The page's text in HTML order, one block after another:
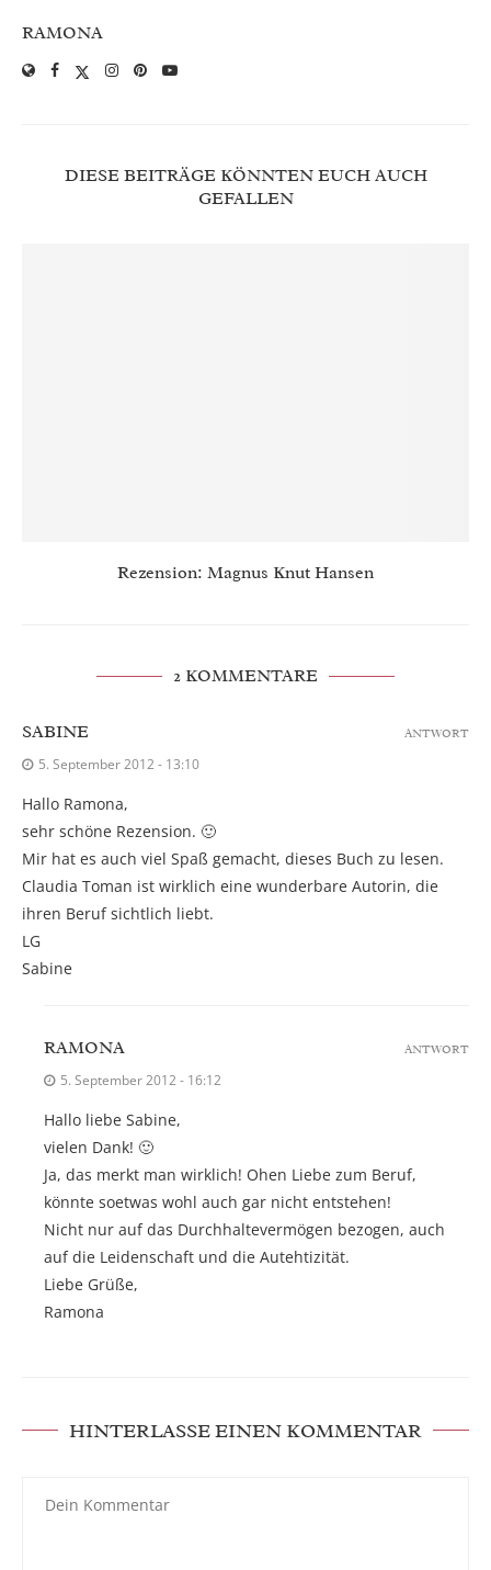
RAMONA
DIESE BEITRÄGE KÖNNTEN EUCH AUCH
GEFALLEN
Rezension: Magnus Knut Hansen
2 KOMMENTARE
SABINE
5. September 2012 - 13:10
Hallo Ramona,
sehr schöne Rezension. 🙂
Mir hat es auch viel Spaß gemacht, dieses Buch zu lesen.
Claudia Toman ist wirklich eine wunderbare Autorin, die
ihren Beruf sichtlich liebt.
LG
Sabine
ANTWORT
RAMONA
5. September 2012 - 16:12
Hallo liebe Sabine,
vielen Dank! 🙂
Ja, das merkt man wirklich! Ohen Liebe zum Beruf,
könnte soetwas wohl auch gar nicht entstehen!
Nicht nur auf das Durchhaltevermögen bezogen, auch
auf die Leidenschaft und die Autehtizität.
Liebe Grüße,
Ramona
ANTWORT
HINTERLASSE EINEN KOMMENTAR